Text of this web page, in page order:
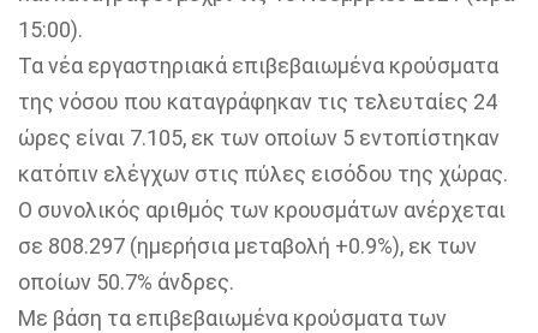
15:00).
Τα νέα εργαστηριακά επιβεβαιωμένα κρούσματα
της νόσου που καταγράφηκαν τις τελευταίες 24
ώρες είναι 7.105, εκ των οποίων 5 εντοπίστηκαν
κατόπιν ελέγχων στις πύλες εισόδου της χώρας.
Ο συνολικός αριθμός των κρουσμάτων ανέρχεται
σε 808.297 (ημερήσια μεταβολή +0.9%), εκ των
οποίων 50.7% άνδρες.
Με βάση τα επιβεβαιωμένα κρούσματα των